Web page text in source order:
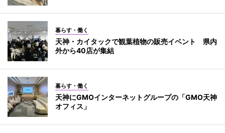
暮らす・働く
天神・カイタックで観葉植物の販売イベント 県内
外から40店が集結
暮らす・働く
天神にGMOインターネットグループの「GMO天神
オフィス」